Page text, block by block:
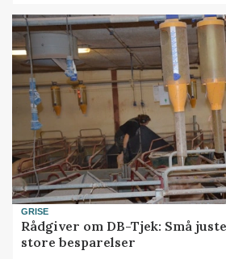
GRISE
Rådgiver om DB-Tjek: Små
store besparelser